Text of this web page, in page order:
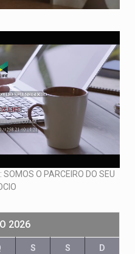
O PARCEIRO DO SEU
2026
S S D